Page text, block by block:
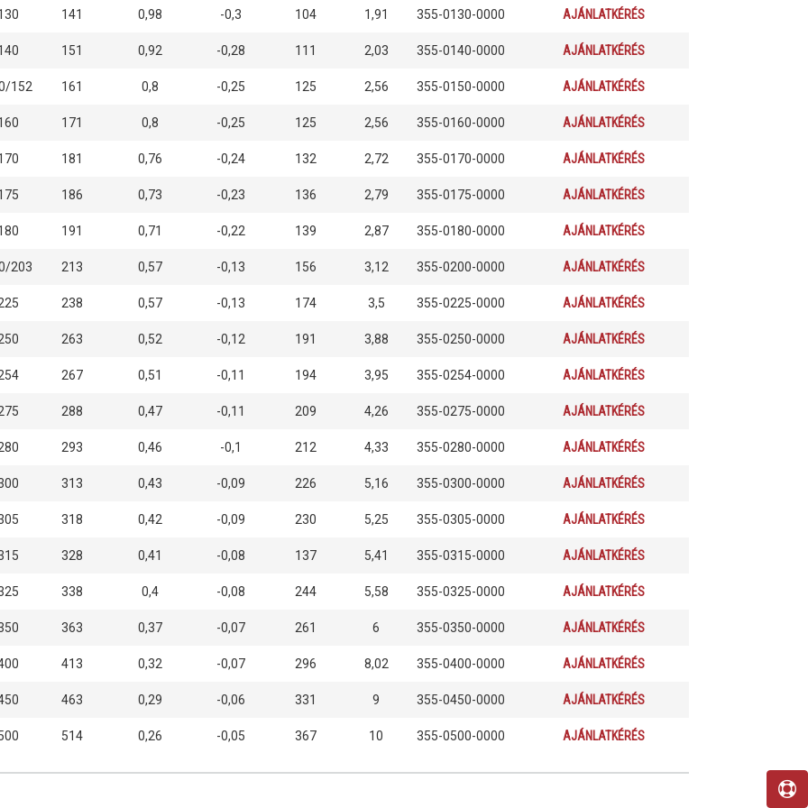
141 0,98 -0,3 104 1,91 355-0130-0000 AJÁNLATKÉRÉS
151 0,92 -0,28 111 2,03 355-0140-0000 AJÁNLATKÉRÉS
152 161 0,8 -0,25 125 2,56 355-0150-0000 AJÁNLATKÉRÉS
171 0,8 -0,25 125 2,56 355-0160-0000 AJÁNLATKÉRÉS
181 0,76 -0,24 132 2,72 355-0170-0000 AJÁNLATKÉRÉS
186 0,73 -0,23 136 2,79 355-0175-0000 AJÁNLATKÉRÉS
191 0,71 -0,22 139 2,87 355-0180-0000 AJÁNLATKÉRÉS
203 213 0,57 -0,13 156 3,12 355-0200-0000 AJÁNLATKÉRÉS
238 0,57 -0,13 174 3,5 355-0225-0000 AJÁNLATKÉRÉS
263 0,52 -0,12 191 3,88 355-0250-0000 AJÁNLATKÉRÉS
267 0,51 -0,11 194 3,95 355-0254-0000 AJÁNLATKÉRÉS
288 0,47 -0,11 209 4,26 355-0275-0000 AJÁNLATKÉRÉS
293 0,46 -0,1 212 4,33 355-0280-0000 AJÁNLATKÉRÉS
313 0,43 -0,09 226 5,16 355-0300-0000 AJÁNLATKÉRÉS
318 0,42 -0,09 230 5,25 355-0305-0000 AJÁNLATKÉRÉS
328 0,41 -0,08 137 5,41 355-0315-0000 AJÁNLATKÉRÉS
338 0,4 -0,08 244 5,58 355-0325-0000 AJÁNLATKÉRÉS
363 0,37 -0,07 261 6 355-0350-0000 AJÁNLATKÉRÉS
413 0,32 -0,07 296 8,02 355-0400-0000 AJÁNLATKÉRÉS
463 0,29 -0,06 331 9 355-0450-0000 AJÁNLATKÉRÉS
514 0,26 -0,05 367 10 355-0500-0000 AJÁNLATKÉRÉS